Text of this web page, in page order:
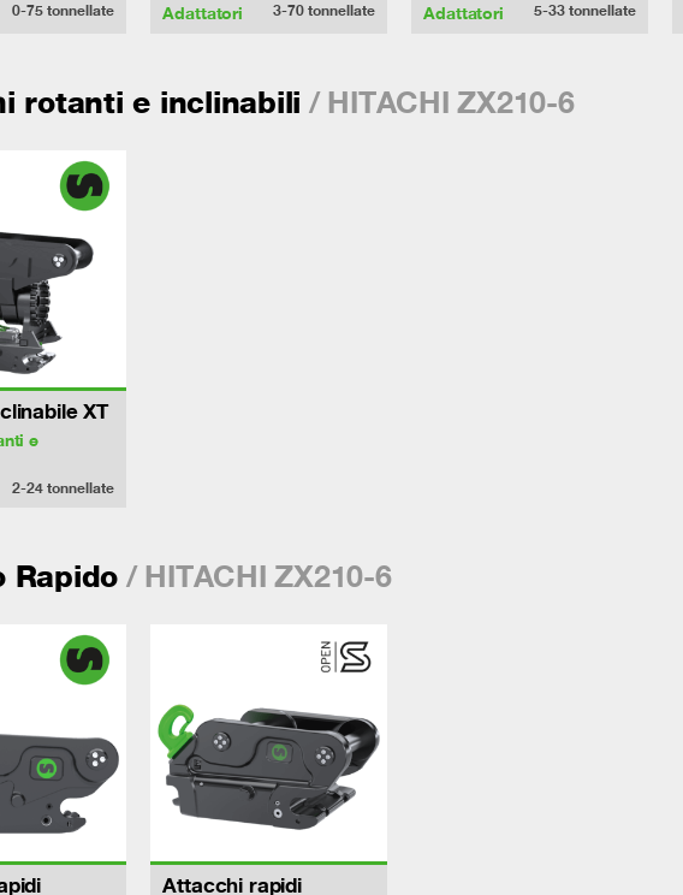
0-75tonnellate Adattatori 3-70tonnellate Adattatori 5-33tonnellate
rotanti e inclinabili / HITACHI ZX210-6
XT
e
2-24tonnellate
Rapido / HITACHI ZX210-6
Attacchi rapidi